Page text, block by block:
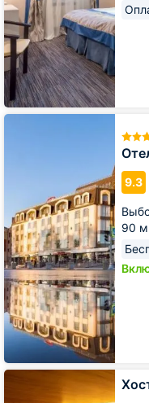
9.3
90 м
Отель
Хостел